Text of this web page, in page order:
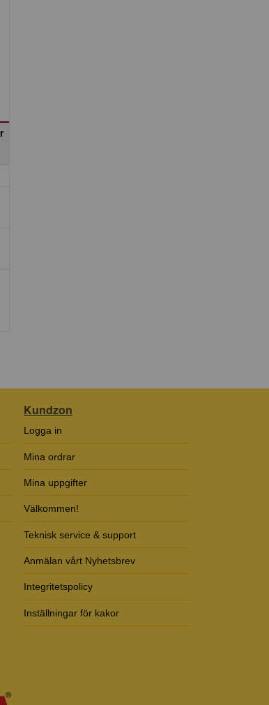
Kundzon
Logga in
Mina ordrar
Mina uppgifter
Välkommen!
Teknisk service & support
Anmälan vårt Nyhetsbrev
Integritetspolicy
Inställningar för kakor